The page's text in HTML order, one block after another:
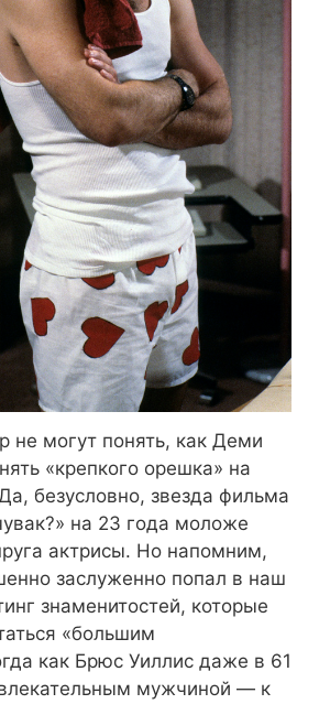
не могут понять, как Деми
«крепкого орешка» на
безусловно, звезда фильма
на 23 года моложе
актрисы. Но напомним,
заслуженно попал в наш
знаменитостей, которые
«большим
как Брюс Уиллис даже в 61
мужчиной — к